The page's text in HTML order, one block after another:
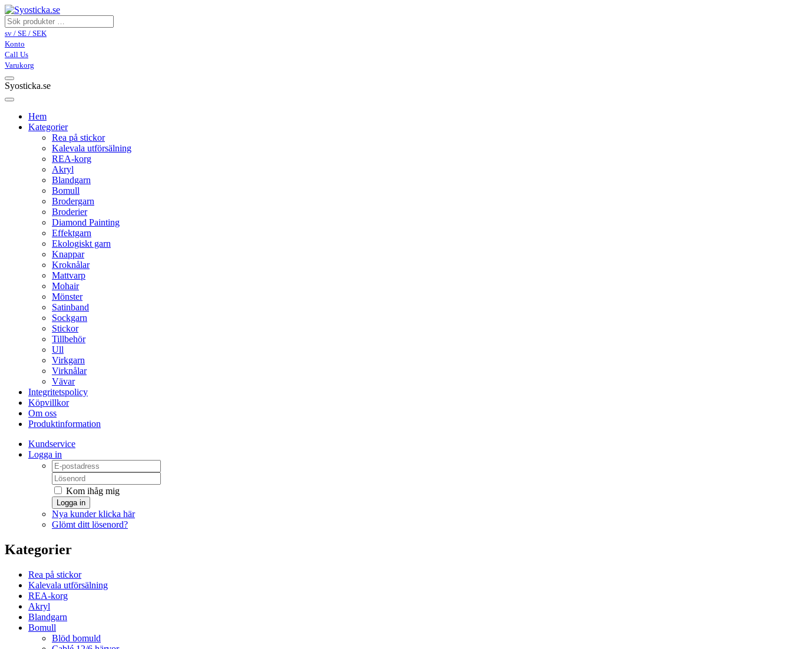
sv / SE / SEK
Konto
Call Us
Varukorg
Syosticka.se
Hem
Kategorier
Rea på stickor
Kalevala utförsälning
REA-korg
Akryl
Blandgarn
Bomull
Brodergarn
Broderier
Diamond Painting
Effektgarn
Ekologiskt garn
Knappar
Kroknålar
Mattvarp
Mohair
Mönster
Satinband
Sockgarn
Stickor
Tillbehör
Ull
Virkgarn
Virknålar
Vävar
Integritetspolicy
Köpvillkor
Om oss
Produktinformation
Kundservice
Logga in
Kom ihåg mig
Logga in
Nya kunder klicka här
Glömt ditt lösenord?
Kategorier
Rea på stickor
Kalevala utförsälning
REA-korg
Akryl
Blandgarn
Bomull
Blöd bomuld